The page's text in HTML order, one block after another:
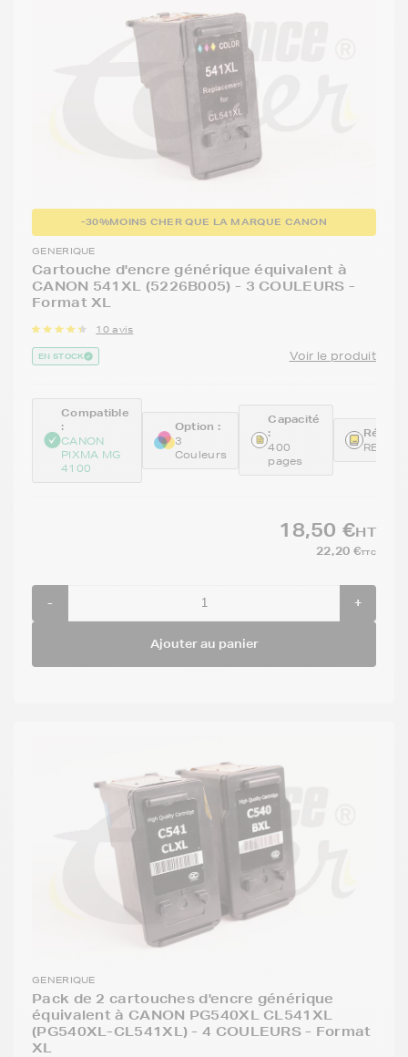
-30%MOINS CHER QUE LA MARQUE CANON
GENERIQUE
Cartouche d'encre générique équivalent à
CANON 541XL (5226B005) - 3 COULEURS -
Format XL
10 avis
EN STOCK Voir le produit
Compatible
:
CANON
PIXMA MG
4100
Option :
3
Couleurs
Capacité
:
400
pages
18,50 €HT
22,20 €TTC
- +
Ajouter au panier
GENERIQUE
Pack de 2 cartouches d'encre générique
équivalent à CANON PG540XL CL541XL
(PG540XL-CL541XL) - 4 COULEURS - Format
XL